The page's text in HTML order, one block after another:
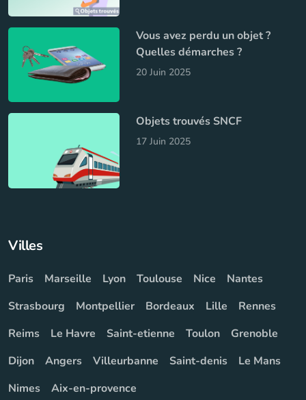
Vous avez perdu un objet ?
Quelles démarches ?
20 Juin 2025
Objets trouvés SNCF
17 Juin 2025
Villes
Paris Marseille Lyon Toulouse Nice
Nantes
Strasbourg
Montpellier Bordeaux Lille
Rennes
Reims
Le Havre Saint-etienne Toulon
Grenoble
Dijon
Angers Villeurbanne Saint-denis
Le Mans
Nimes
Aix-en-provence